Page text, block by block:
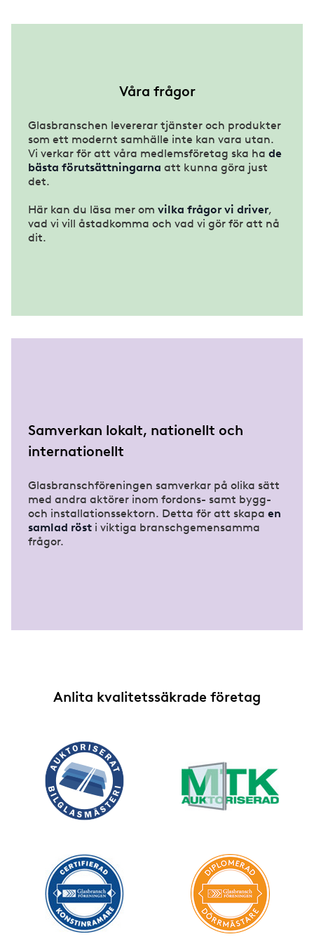
Våra frågor
Glasbranschen levererar tjänster och produkter
som ett modernt samhälle inte kan vara utan.
Vi verkar för att våra medlemsföretag ska ha de
bästa förutsättningarna att kunna göra just
det.
Här kan du läsa mer om vilka frågor vi driver,
vad vi vill åstadkomma och vad vi gör för att nå
dit.
Samverkan lokalt, nationellt och
internationellt
Glasbranschföreningen samverkar på olika sätt
med andra aktörer inom fordons- samt bygg-
och installationssektorn. Detta för att skapa en
samlad röst i viktiga branschgemensamma
frågor.
Anlita kvalitetssäkrade företag